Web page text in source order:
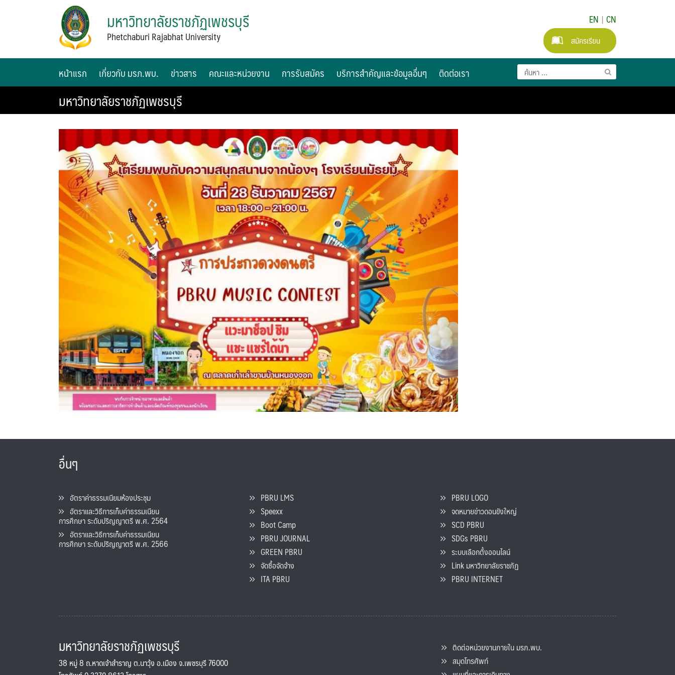
มหาวิทยาลัยราชภัฏเพชรบุรี
Phetchaburi Rajabhat University
EN | CN
สมัครเรียน
หน้าแรก เกี่ยวกับ มรภ.พบ. ข่าวสาร คณะและหน่วยงาน การรับสมัคร บริการสำคัญและข้อมูลอื่นๆ ติดต่อเรา
มหาวิทยาลัยราชภัฏเพชรบุรี
อื่นๆ
อัตราค่าธรรมเนียมห้องประชุม
อัตราและวิธีการเก็บค่าธรรมเนียน
การศึกษา ระดับปริญญาตรี พ.ศ. 2564
อัตราและวิธีการเก็บค่าธรรมเนียน
การศึกษา ระดับปริญญาตรี พ.ศ. 2566
PBRU LMS
Speexx
Boot Camp
PBRU JOURNAL
GREEN PBRU
จัดซื้อจัดจ้าง
ITA PBRU
PBRU LOGO
จดหมายข่าวดอนขังใหญ่
SCD PBRU
SDGs PBRU
ระบบเลือกตั้งออนไลน์
Link มหาวิทยาลัยราชภัฏ
PBRU INTERNET
มหาวิทยาลัยราชภัฏเพชรบุรี
38 หมู่ 8 ถ.หาดเจ้าสำราญ ต.นาวุ้ง อ.เมือง จ.เพชรบุรี 76000
ติดต่อหน่วยงานภายใน มรภ.พบ.
สมุดโทรศัพท์